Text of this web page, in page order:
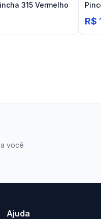
315 Vermelho
R$
você
Lá
Ajuda